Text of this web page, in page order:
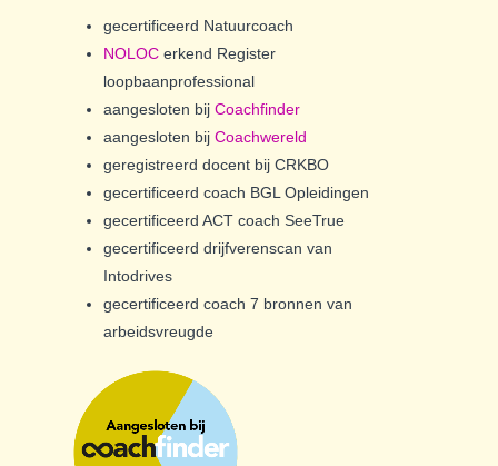
gecertificeerd Natuurcoach
NOLOC erkend Register
loopbaanprofessional
aangesloten bij Coachfinder
aangesloten bij Coachwereld
geregistreerd docent bij CRKBO
gecertificeerd coach BGL Opleidingen
gecertificeerd ACT coach SeeTrue
gecertificeerd drijfverenscan van
Intodrives
gecertificeerd coach 7 bronnen van
arbeidsvreugde